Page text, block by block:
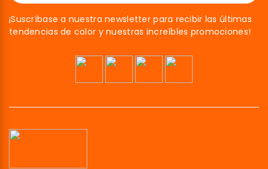
¡Suscríbase a nuestra newsletter para recibir las últimas
tendencias de color y nuestras increíbles promociones!